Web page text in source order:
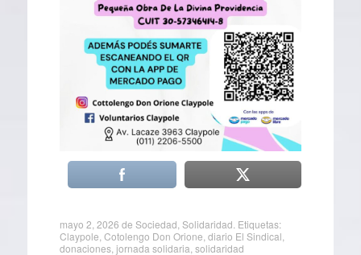
mayo 2, 2026 de Sociedad Solidaridad . Etiquetas:
Claypole Cotolengo Don Orione diario El Sindical
donaciones, jornada solidaria solidaridad